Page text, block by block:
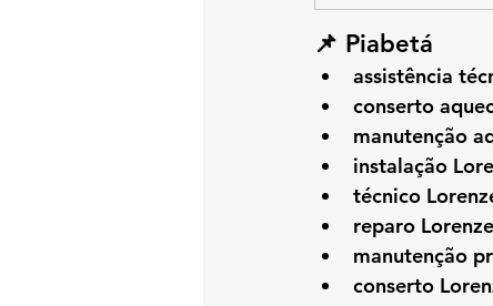
📌 Piabetá
assistência
conserto
manutenção
instalação
técnico
reparo
manutenção
conserto